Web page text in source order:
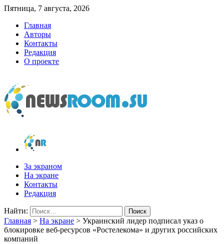
Пятница, 7 августа, 2026
Главная
Авторы
Контакты
Редакция
О проекте
newsroom.su
Новости о новостях
За экраном
На экране
Контакты
Редакция
Найти:
Главная > На экране > Украинский лидер подписал указ о
блокировке веб-ресурсов «Ростелекома» и других российских
компаний